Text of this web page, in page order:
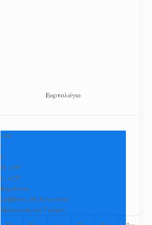
Εορτολόγιο
+34
°
C
H:+39°
L:+25°
Καρδίτσα
Σάββατο, 08 Αύγουστος
Πρόγνωση για 7 μέρες